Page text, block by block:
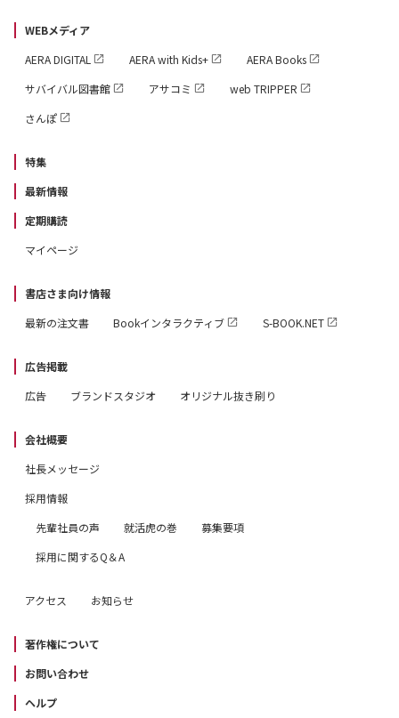
WEBメディア
AERA DIGITAL
AERA with Kids+
AERA Books
サバイバル図書館
アサコミ
web TRIPPER
さんぽ
特集
最新情報
定期購読
マイページ
書店さま向け情報
最新の注文書
Bookインタラクティブ S-BOOK.NET
広告掲載
広告
ブランドスタジオ オリジナル抜き刷り
会社概要
社長メッセージ
採用情報
先輩社員の声
就活虎の巻
募集要項
採用に関するQ＆A
アクセス お知らせ
著作権について
お問い合わせ
ヘルプ